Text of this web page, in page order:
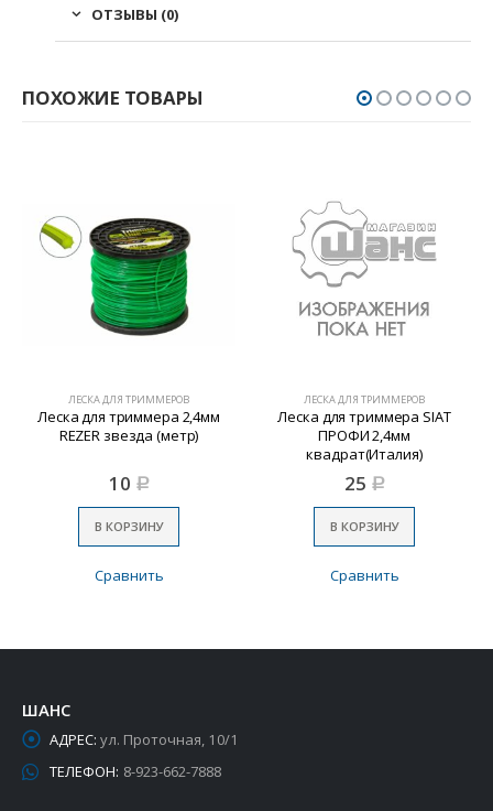
ОТЗЫВЫ (0)
ПОХОЖИЕ ТОВАРЫ
ЛЕСКА ДЛЯ ТРИММЕРОВ
Леска для триммера 2,4мм
REZER звезда (метр)
10 Р
В КОРЗИНУ
Сравнить
ЛЕСКА ДЛЯ ТРИММЕРОВ
Леска для триммера SIAT
ПРОФИ 2,4мм
квадрат(Италия)
25 Р
В КОРЗИНУ
Сравнить
ШАНС
АДРЕС: ул. Проточная, 10/1
ТЕЛЕФОН: 8-923-662-7888